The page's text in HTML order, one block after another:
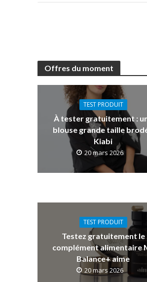
Offres du moment
TEST PRODUIT
À tester gratuitement :
blouse grande taille
Kiabi
20 mars 2026
TEST PRODUIT
Testez gratuitement le
complément alimentaire
Balance+ aime
20 mars 2026